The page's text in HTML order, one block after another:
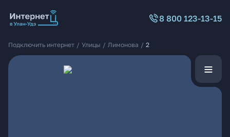
8 800 123-13-15
Подключить интернет / Улицы / Лимонова / 2